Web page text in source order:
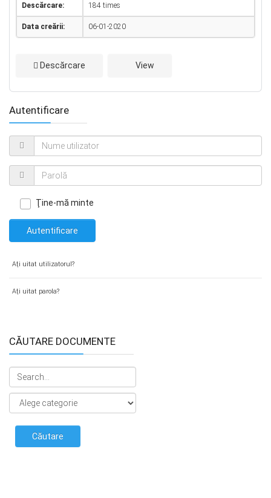
Descărcare: 184 times
Data creării: 06-01-2020
Descărcare View
Autentificare
Ţine-mă minte
Autentificare
Aţi uitat utilizatorul?
Aţi uitat parola?
CĂUTARE DOCUMENTE